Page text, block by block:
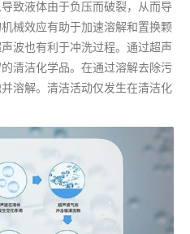
致液体由于负压而破裂，从而导
械效应有助于加速溶解和置换颗
波也有利于冲洗过程。通过超声
清洁化学品。在通过溶解去除污
溶解。清洁活动仅发生在清洁化